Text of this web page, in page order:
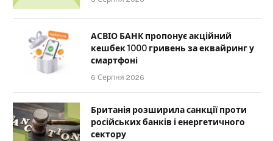
АСВІО БАНК пропонує акційний
кешбек 1000 гривень за еквайринг у
смартфоні
6 Серпня 2026
Британія розширила санкції проти
російських банків і енергетичного
сектору